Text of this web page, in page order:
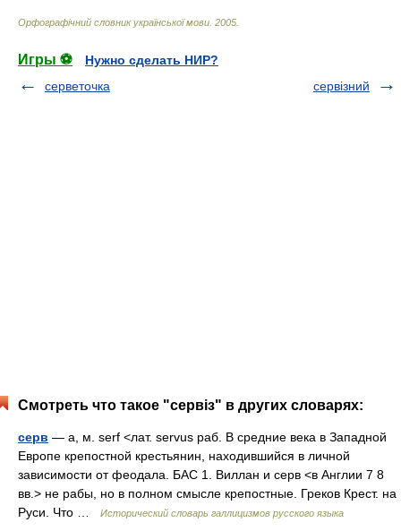
Орфографічний словник української мови 2005
Игры ⚽
Нужно сделать НИР?
серветочка
сервізний
Смотреть что такое "сервіз" в других словарях:
серв — а, м. serf <лат. servus раб. В средние века в Западной
Европе крепостной крестьянин, находившийся в личной
зависимости от феодала. БАС 1. Виллан и серв <в Англии 7 8
вв.> не рабы, но в полном смысле крепостные. Греков Крест. на
Руси. Что …
Исторический словарь галлицизмов русского языка